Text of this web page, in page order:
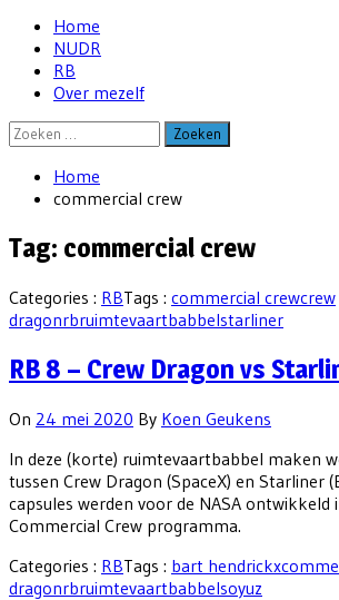
Home
NUDR
RB
Over mezelf
Zoeken
naar:
Home
commercial crew
Tag: commercial crew
Categories : RBTags : commercial crewcrew
dragonrbruimtevaartbabbelstarliner
RB 8 – Crew Dragon vs
On 24 mei 2020 By Koen Geukens
In deze (korte) ruimtevaartbabbel maken
tussen Crew Dragon (SpaceX) en Starliner
capsules werden voor de NASA ontwikkeld
Commercial Crew programma.
Categories : RBTags : bart hendrickx
dragonrbruimtevaartbabbelsoyuz